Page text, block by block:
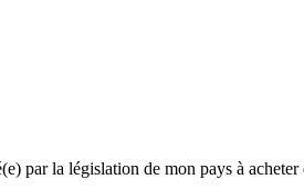
par la législation de mon pays à